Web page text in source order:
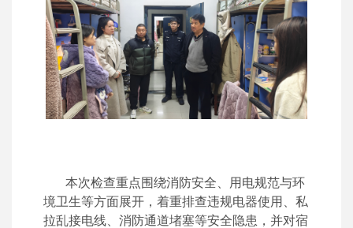
本次检查重点围绕消防安全、用电规范与环
境卫生等方面展开，着重排查违规电器使用、私
拉乱接电线、消防通道堵塞等安全隐患，并对宿